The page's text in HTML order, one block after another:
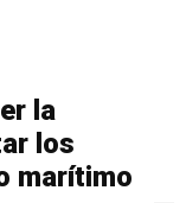
la
los
marítimo